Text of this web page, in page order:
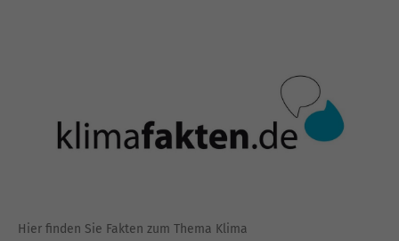
Hier finden Sie Fakten zum Thema Klima